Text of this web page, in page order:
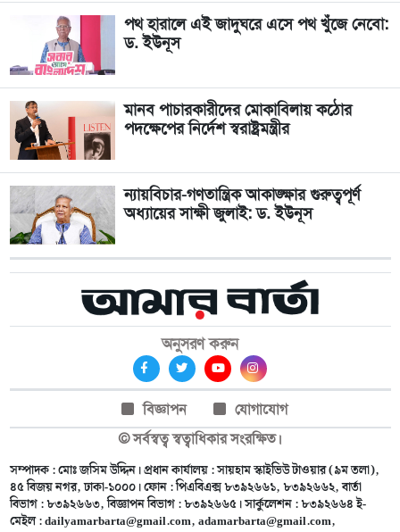
পথ হারালে এই জাদুঘরে এসে পথ খুঁজে নেবো:
ড. ইউনূস
মানব পাচারকারীদের মোকাবিলায় কঠোর
পদক্ষেপের নির্দেশ স্বরাষ্ট্রমন্ত্রীর
ন্যায়বিচার-গণতান্ত্রিক আকাঙ্ক্ষার গুরুত্বপূর্ণ
অধ্যায়ের সাক্ষী জুলাই: ড. ইউনূস
অনুসরণ করুন
বিজ্ঞাপন
যোগাযোগ
© সর্বস্বত্ব স্বত্বাধিকার সংরক্ষিত।
সম্পাদক : মোঃ জসিম উদ্দিন। প্রধান কার্যালয় : সায়হাম স্কাইভিউ টাওয়ার (৯ম তলা),
৪৫ বিজয় নগর, ঢাকা-১০০০। ফোন : পিএবিএক্স ৮৩৯২৬৬১, ৮৩৯২৬৬২, বার্তা
বিভাগ : ৮৩৯২৬৬৩, বিজ্ঞাপন বিভাগ : ৮৩৯২৬৬৫। সার্কুলেশন : ৮৩৯২৬৬৪ ই-
মেইল :dailyamarbarta@gmail.com,adamarbarta@gmail.com,